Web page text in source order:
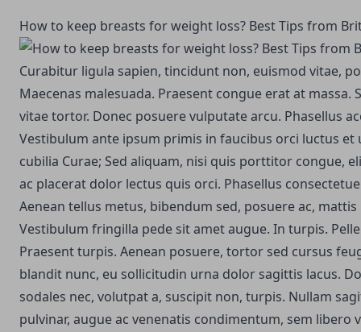
How to keep breasts for weight loss? Best Tips from
Curabitur ligula sapien, tincidunt non, euismod vitae,
Maecenas malesuada. Praesent congue erat at massa.
vitae tortor. Donec posuere vulputate arcu. Phasellus
Vestibulum ante ipsum primis in faucibus orci luctus et
cubilia Curae; Sed aliquam, nisi quis porttitor congue,
ac placerat dolor lectus quis orci. Phasellus
Aenean tellus metus, bibendum sed, posuere ac,
Vestibulum fringilla pede sit amet augue. In turpis.
Praesent turpis. Aenean posuere, tortor sed cursus
blandit nunc, eu sollicitudin urna dolor sagittis lacus.
sodales nec, volutpat a, suscipit non, turpis. Nullam
pulvinar, augue ac venenatis condimentum, sem libero